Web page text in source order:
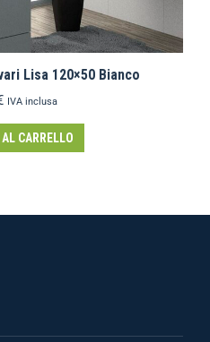
Lisa 120×50 Bianco
IVA inclusa
CARRELLO